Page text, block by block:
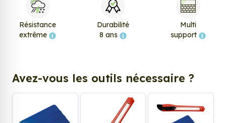
Résistance
extrême
Durabilité
8 ans
Multi
support
Avez-vous les outils nécessaire ?